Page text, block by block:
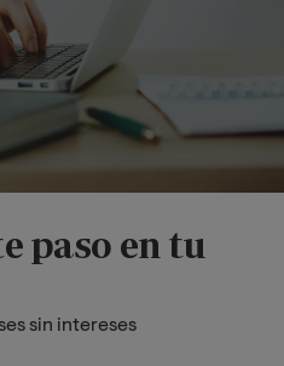
paso en tu
sin intereses